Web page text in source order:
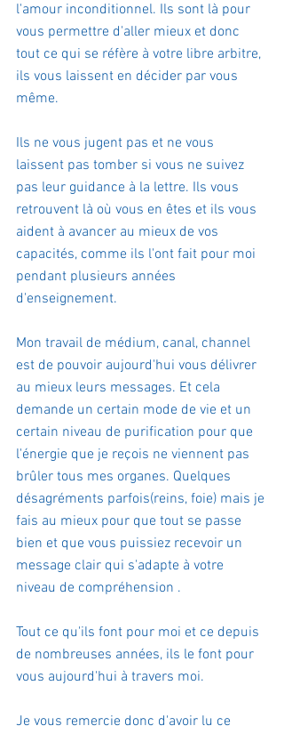
l'amour inconditionnel. Ils sont là pour
vous permettre d'aller mieux et donc
tout ce qui se réfère à votre libre arbitre,
ils vous laissent en décider par vous
même.
Ils ne vous jugent pas et ne vous
laissent pas tomber si vous ne suivez
pas leur guidance à la lettre. Ils vous
retrouvent là où vous en êtes et ils vous
aident à avancer au mieux de vos
capacités, comme ils l'ont fait pour moi
pendant plusieurs années
d'enseignement.
Mon travail de médium, canal, channel
est de pouvoir aujourd'hui vous délivrer
au mieux leurs messages. Et cela
demande un certain mode de vie et un
certain niveau de purification pour que
l'énergie que je reçois ne viennent pas
brûler tous mes organes. Quelques
désagréments parfois(reins, foie) mais je
fais au mieux pour que tout se passe
bien et que vous puissiez recevoir un
message clair qui s'adapte à votre
niveau de compréhension .
Tout ce qu'ils font pour moi et ce depuis
de nombreuses années, ils le font pour
vous aujourd'hui à travers moi.
Je vous remercie donc d'avoir lu ce